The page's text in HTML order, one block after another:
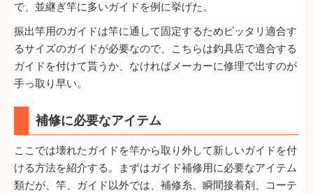
で、並継ぎ竿に多いガイドを例に挙げた。
振出竿用のガイドは竿に通して固定するためピッタリ適合す
るサイズのガイドが必要なので、こちらは釣具店で適合する
ガイドを付けて貰うか、なければメーカーに修理で出すのが
手っ取り早い。
補修に必要なアイテム
ここでは壊れたガイドを竿から取り外して新しいガイドを付
ける方法を紹介する。まずはガイド補修用に必要なアイテム
類だが、竿、ガイド以外では、補修糸、瞬間接着剤、コーテ